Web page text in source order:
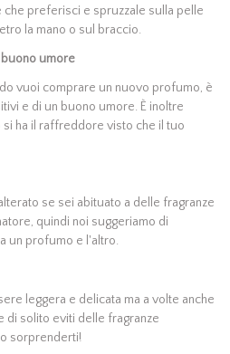
che preferisci e spruzzale sulla pelle
la mano o sul braccio.
buono umore
vuoi comprare un nuovo profumo, è
e di un buono umore. È inoltre
ha il raffreddore visto che il tuo
se sei abituato a delle fragranze
quindi noi suggeriamo di
un profumo e l'altro.
leggera e delicata ma a volte anche
di solito eviti delle fragranze
sorprenderti!